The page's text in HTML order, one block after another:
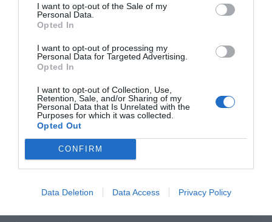
I want to opt-out of the Sale of my
Personal Data.
Opted In
I want to opt-out of processing my
Personal Data for Targeted Advertising.
Opted In
I want to opt-out of Collection, Use,
Retention, Sale, and/or Sharing of my
Personal Data that Is Unrelated with the
Purposes for which it was collected.
Opted Out
CONFIRM
Data Deletion Data Access Privacy Policy
por Eulogio López
son las patentes